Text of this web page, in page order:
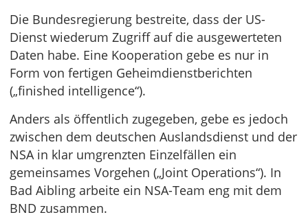
Die Bundesregierung bestreite, dass der US-
Dienst wiederum Zugriff auf die ausgewerteten
Daten habe. Eine Kooperation gebe es nur in
Form von fertigen Geheimdienstberichten
(„finished intelligence“).
Anders als öffentlich zugegeben, gebe es jedoch
zwischen dem deutschen Auslandsdienst und der
NSA in klar umgrenzten Einzelfällen ein
gemeinsames Vorgehen („Joint Operations“). In
Bad Aibling arbeite ein NSA-Team eng mit dem
BND zusammen.